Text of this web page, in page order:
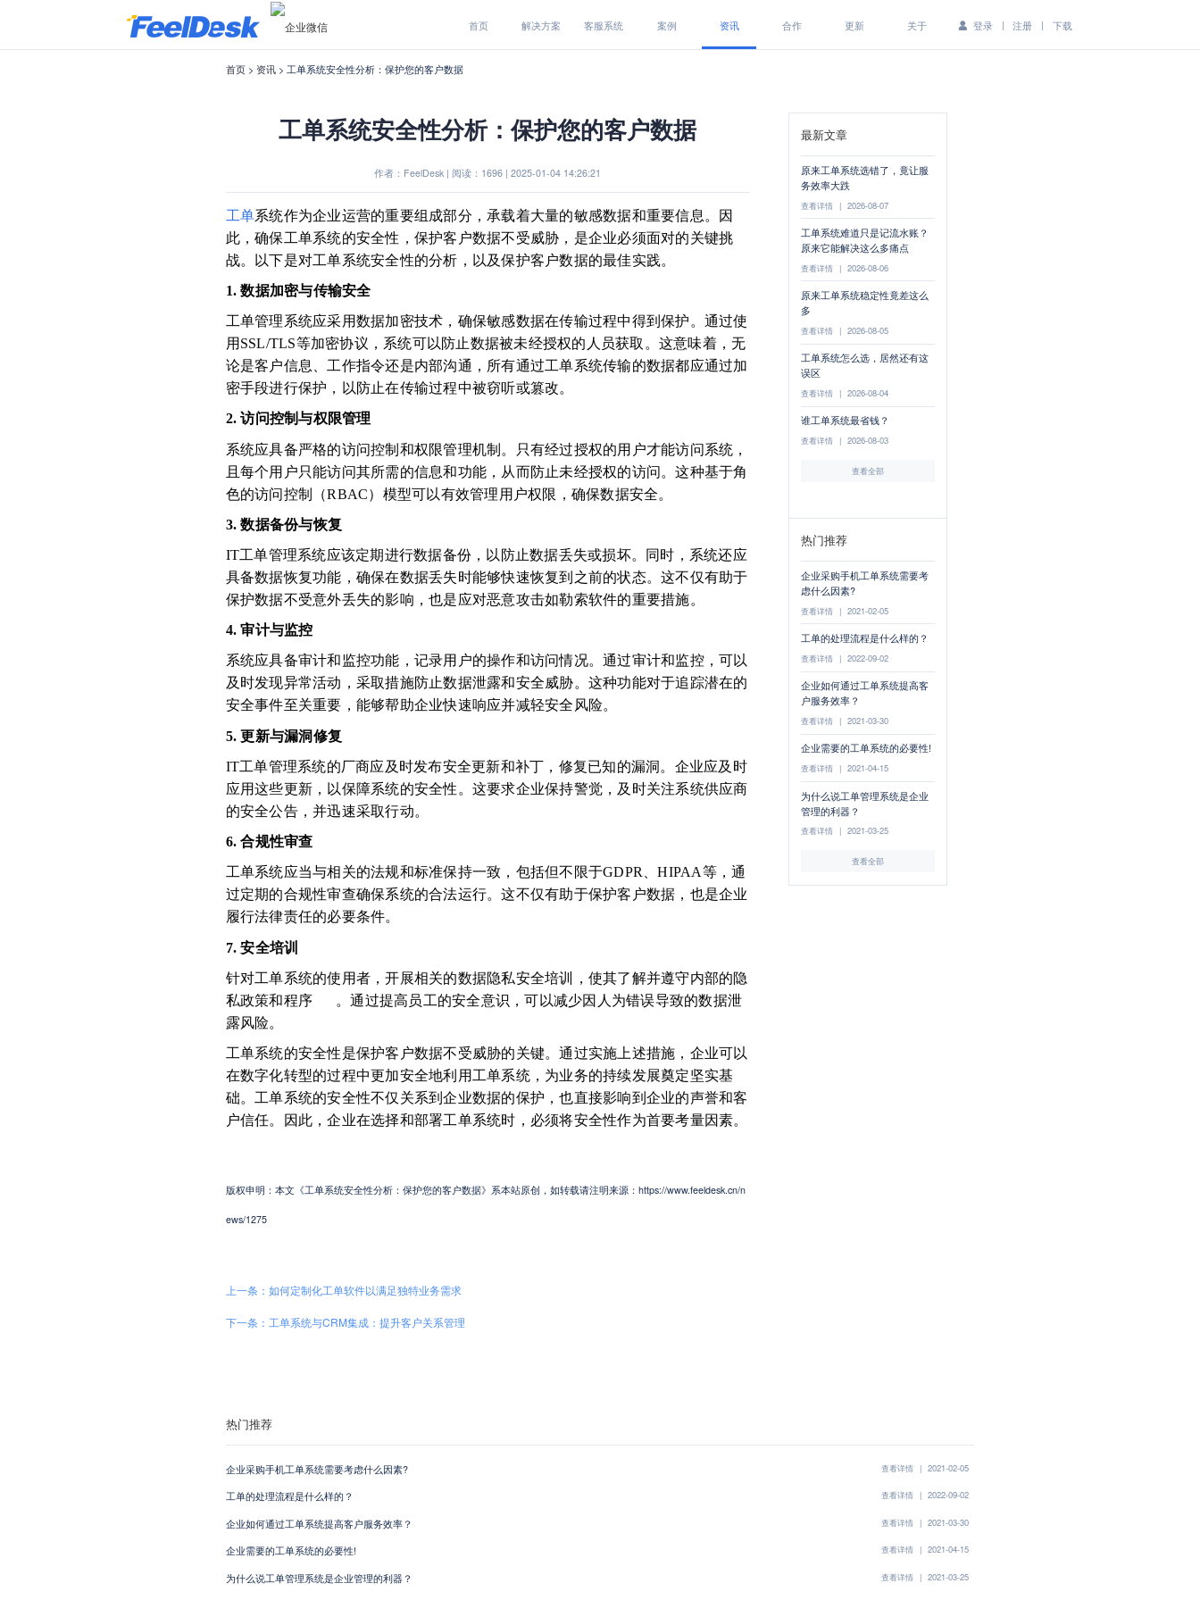
首页 解决方案 客服系统 案例 资讯 合作 更新 关于 登录 | 注册 | 下载
首页> 资讯> 工单系统安全性分析：保护您的客户数据
工单系统安全性分析：保护您的客户数据
作者：FeelDesk | 阅读：1696 | 2025-01-04 14:26:21
工单系统作为企业运营的重要组成部分，承载着大量的敏感数据和重要信息。因
此，确保工单系统的安全性，保护客户数据不受威胁，是企业必须面对的关键挑
战。以下是对工单系统安全性的分析，以及保护客户数据的最佳实践。
1. 数据加密与传输安全
工单管理系统应采用数据加密技术，确保敏感数据在传输过程中得到保护。通过使
用SSL/TLS等加密协议，系统可以防止数据被未经授权的人员获取。这意味着，无
论是客户信息、工作指令还是内部沟通，所有通过工单系统传输的数据都应通过加
密手段进行保护，以防止在传输过程中被窃听或篡改。
2. 访问控制与权限管理
系统应具备严格的访问控制和权限管理机制。只有经过授权的用户才能访问系统，
且每个用户只能访问其所需的信息和功能，从而防止未经授权的访问。这种基于角
色的访问控制（RBAC）模型可以有效管理用户权限，确保数据安全。
3. 数据备份与恢复
IT工单管理系统应该定期进行数据备份，以防止数据丢失或损坏。同时，系统还应
具备数据恢复功能，确保在数据丢失时能够快速恢复到之前的状态。这不仅有助于
保护数据不受意外丢失的影响，也是应对恶意攻击如勒索软件的重要措施。
4. 审计与监控
系统应具备审计和监控功能，记录用户的操作和访问情况。通过审计和监控，可以
及时发现异常活动，采取措施防止数据泄露和安全威胁。这种功能对于追踪潜在的
安全事件至关重要，能够帮助企业快速响应并减轻安全风险。
5. 更新与漏洞修复
IT工单管理系统的厂商应及时发布安全更新和补丁，修复已知的漏洞。企业应及时
应用这些更新，以保障系统的安全性。这要求企业保持警觉，及时关注系统供应商
的安全公告，并迅速采取行动。
6. 合规性审查
工单系统应当与相关的法规和标准保持一致，包括但不限于GDPR、HIPAA等，通
过定期的合规性审查确保系统的合法运行。这不仅有助于保护客户数据，也是企业
履行法律责任的必要条件。
7. 安全培训
针对工单系统的使用者，开展相关的数据隐私安全培训，使其了解并遵守内部的隐
私政策和程序
。通过提高员工的安全意识，可以减少因人为错误导致的数据泄
露风险。
工单系统的安全性是保护客户数据不受威胁的关键。通过实施上述措施，企业可以
在数字化转型的过程中更加安全地利用工单系统，为业务的持续发展奠定坚实基
础。工单系统的安全性不仅关系到企业数据的保护，也直接影响到企业的声誉和客
户信任。因此，企业在选择和部署工单系统时，必须将安全性作为首要考量因素。
版权申明：本文《工单系统安全性分析：保护您的客户数据》系本站原创，如转载请注明来源：https://www.feeldesk.cn/n
ews/1275
最新文章
原来工单系统选错了，竟让服
务效率大跌
查看详情 | 2026-08-07
工单系统难道只是记流水账？
原来它能解决这么多痛点
查看详情 | 2026-08-06
原来工单系统稳定性竟差这么
多
查看详情 | 2026-08-05
工单系统怎么选，居然还有这
误区
查看详情 | 2026-08-04
谁工单系统最省钱？
查看详情 | 2026-08-03
查看全部
热门推荐
企业采购手机工单系统需要考
虑什么因素?
查看详情 | 2021-02-05
工单的处理流程是什么样的？
查看详情 | 2022-09-02
企业如何通过工单系统提高客
户服务效率？
查看详情 | 2021-03-30
企业需要的工单系统的必要性!
查看详情 | 2021-04-15
为什么说工单管理系统是企业
管理的利器？
查看详情 | 2021-03-25
查看全部
上一条：如何定制化工单软件以满足独特业务需求
下一条：工单系统与CRM集成：提升客户关系管理 ​
热门推荐
企业采购手机工单系统需要考虑什么因素? 查看详情 | 2021-02-05
工单的处理流程是什么样的？ 查看详情 | 2022-09-02
企业如何通过工单系统提高客户服务效率？ 查看详情 | 2021-03-30
企业需要的工单系统的必要性! 查看详情 | 2021-04-15
为什么说工单管理系统是企业管理的利器？ 查看详情 | 2021-03-25